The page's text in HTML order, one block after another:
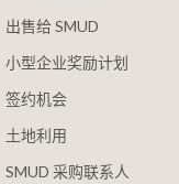
出售给 SMUD
小型企业奖励计划
签约机会
土地利用
SMUD 采购联系人